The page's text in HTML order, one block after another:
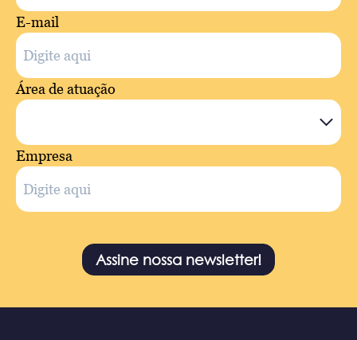
E-mail
Área de atuação
Empresa
Assine nossa newsletter!